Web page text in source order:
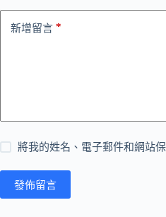
新增留言 *
將我的姓名、電子郵件和網站
發佈留言